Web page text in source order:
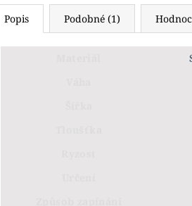
Popis Podobné (1)